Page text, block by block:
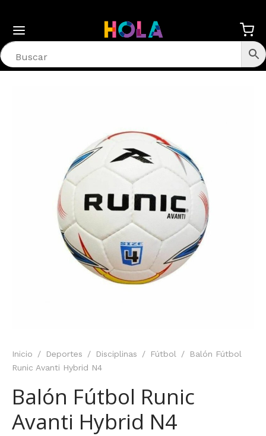
Inicio / Deportes / Disciplinas / Fútbol /
Balón Fútbol
Runic Avanti Hybrid N4
Balón Fútbol Runic
Avanti Hybrid N4